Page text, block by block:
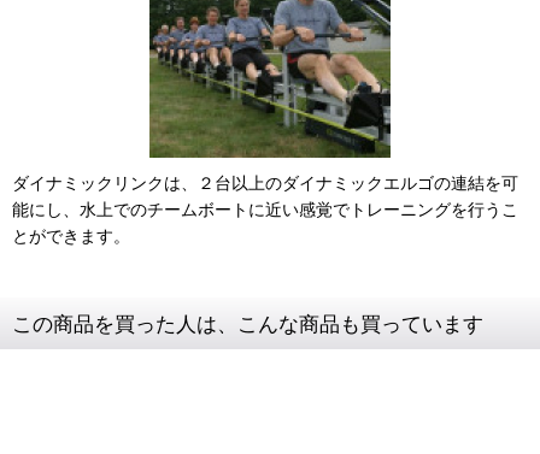
ダイナミックリンクは、２台以上のダイナミックエルゴの連結を可
能にし、水上でのチームボートに近い感覚でトレーニングを行うこ
とができます。
この商品を買った人は、こんな商品も買っています